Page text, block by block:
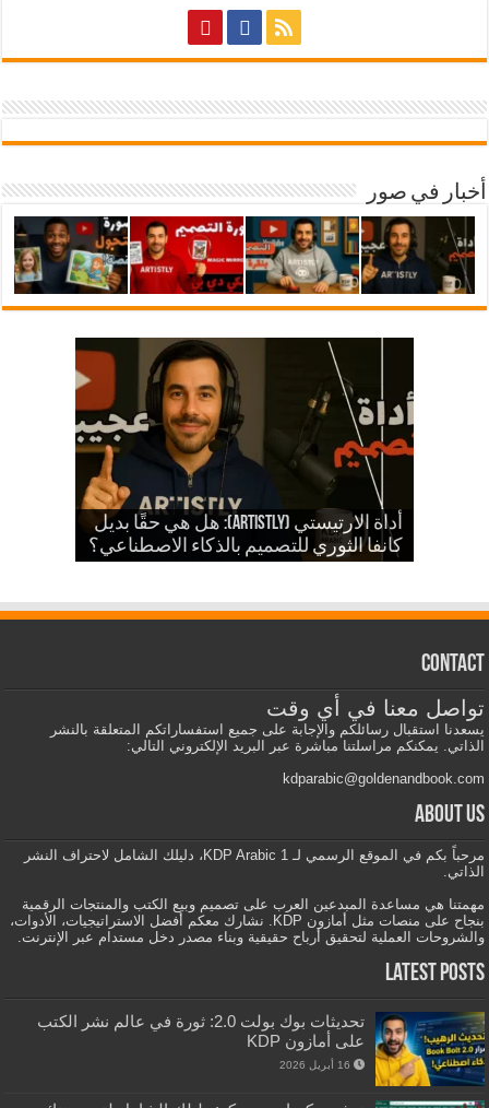
أخبار في صور
أداة الارتيستي (Artistly): هل هي حقًا بديل
كانفا الثوري للتصميم بالذكاء الاصطناعي؟
الذكاء الاصطناعي في الكي دي بي
شرح أداة ارتيستلي 4: دليلك الشامل
للذكاء الاصطناعي في تصميمات KDP
والمزيد
Contact
تواصل معنا في أي وقت
يسعدنا استقبال رسائلكم والإجابة على جميع استفساراتكم المتعلقة بالنشر
الذاتي. يمكنكم مراسلتنا مباشرة عبر البريد الإلكتروني التالي:
kdparabic@goldenandbook.com
About us
مرحباً بكم في الموقع الرسمي لـ KDP Arabic 1، دليلك الشامل لاحتراف النشر
الذاتي.
مهمتنا هي مساعدة المبدعين العرب على تصميم وبيع الكتب والمنتجات الرقمية
بنجاح على منصات مثل أمازون KDP. نشارك معكم أفضل الاستراتيجيات، الأدوات،
والشروحات العملية لتحقيق أرباح حقيقية وبناء مصدر دخل مستدام عبر الإنترنت.
Latest Posts
تحديثات بوك بولت 2.0: ثورة في عالم نشر الكتب
على أمازون KDP
16 أبريل 2026